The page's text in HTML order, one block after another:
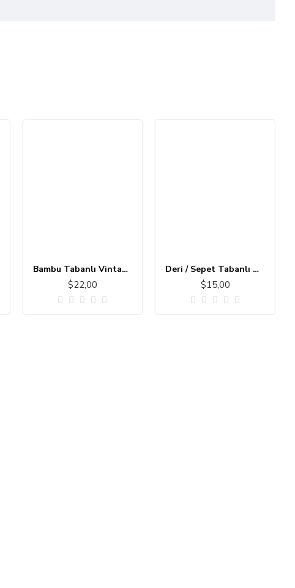
Bambu Tabanlı Vintage Halı MS173
$22,00
Deri / Sepet Tabanlı Çocuk Halısı MC101
$15,00